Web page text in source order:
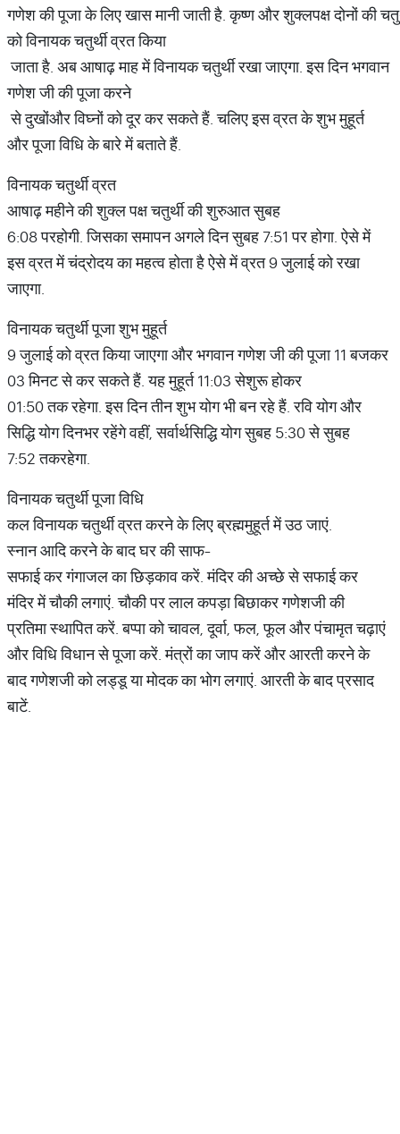
गणेश की पूजा के लिए खास मानी जाती है. कृष्ण और शुक्लपक्ष दोनों की
को विनायक चतुर्थी व्रत किया
जाता है. अब आषाढ़ माह में विनायक चतुर्थी रखा जाएगा. इस दिन भगवान
गणेश जी की पूजा करने
से दुखोंऔर विघ्नों को दूर कर सकते हैं. चलिए इस व्रत के शुभ मुहूर्त
और पूजा विधि के बारे में बताते हैं.
विनायक चतुर्थी व्रत
आषाढ़ महीने की शुक्ल पक्ष चतुर्थी की शुरुआत सुबह
6:08 परहोगी. जिसका समापन अगले दिन सुबह 7:51 पर होगा. ऐसे में
इस व्रत में चंद्रोदय का महत्व होता है ऐसे में व्रत 9 जुलाई को रखा
जाएगा.
विनायक चतुर्थी पूजा शुभ मुहूर्त
9 जुलाई को व्रत किया जाएगा और भगवान गणेश जी की पूजा 11 बजकर
03 मिनट से कर सकते हैं. यह मुहूर्त 11:03 सेशुरू होकर
01:50 तक रहेगा. इस दिन तीन शुभ योग भी बन रहे हैं. रवि योग और
सिद्धि योग दिनभर रहेंगे वहीं, सर्वार्थसिद्धि योग सुबह 5:30 से सुबह
7:52 तकरहेगा.
विनायक चतुर्थी पूजा विधि
कल विनायक चतुर्थी व्रत करने के लिए ब्रह्ममुहूर्त में उठ जाएं.
स्नान आदि करने के बाद घर की साफ-
सफाई कर गंगाजल का छिड़काव करें. मंदिर की अच्छे से सफाई कर
मंदिर में चौकी लगाएं. चौकी पर लाल कपड़ा बिछाकर गणेशजी की
प्रतिमा स्थापित करें. बप्पा को चावल, दूर्वा, फल, फूल और पंचामृत चढ़ाएं
और विधि विधान से पूजा करें. मंत्रों का जाप करें और आरती करने के
बाद गणेशजी को लड्डू या मोदक का भोग लगाएं. आरती के बाद प्रसाद
बाटें.